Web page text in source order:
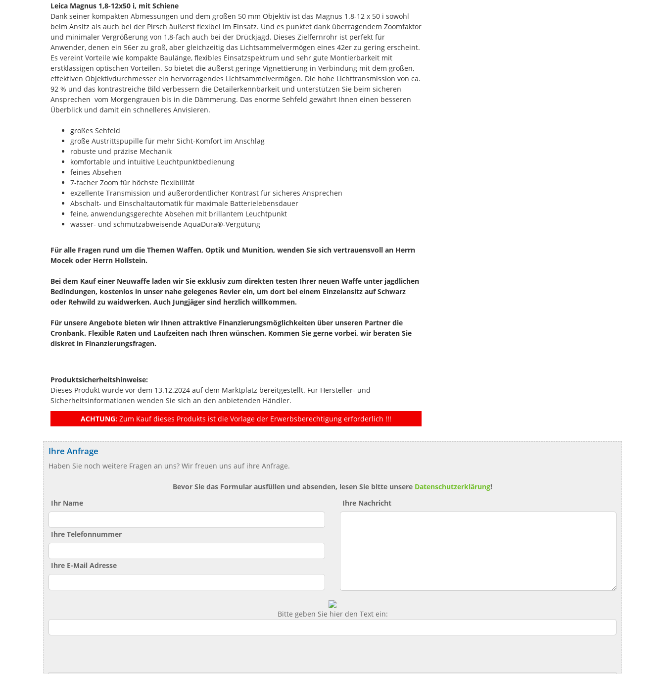
Leica Magnus 1,8-12x50 i, mit Schiene
Dank seiner kompakten Abmessungen und dem großen 50 mm Objektiv ist das Magnus 1.8-12 x 50 i sowohl
beim Ansitz als auch bei der Pirsch äußerst flexibel im Einsatz. Und es punktet dank überragendem Zoomfaktor
und minimaler Vergrößerung von 1,8-fach auch bei der Drückjagd. Dieses Zielfernrohr ist perfekt für
Anwender, denen ein 56er zu groß, aber gleichzeitig das Lichtsammelvermögen eines 42er zu gering erscheint.
Es vereint Vorteile wie kompakte Baulänge, flexibles Einsatzspektrum und sehr gute Montierbarkeit mit
erstklassigen optischen Vorteilen. So bietet die äußerst geringe Vignettierung in Verbindung mit dem großen,
effektiven Objektivdurchmesser ein hervorragendes Lichtsammelvermögen. Die hohe Lichttransmission von ca.
92 % und das kontrastreiche Bild verbessern die Detailerkennbarkeit und unterstützen Sie beim sicheren
Ansprechen  vom Morgengrauen bis in die Dämmerung. Das enorme Sehfeld gewährt Ihnen einen besseren
Überblick und damit ein schnelleres Anvisieren.
großes Sehfeld
große Austrittspupille für mehr Sicht-Komfort im Anschlag
robuste und präzise Mechanik
komfortable und intuitive Leuchtpunktbedienung
feines Absehen
7-facher Zoom für höchste Flexibilität
exzellente Transmission und außerordentlicher Kontrast für sicheres Ansprechen
Abschalt- und Einschaltautomatik für maximale Batterielebensdauer
feine, anwendungsgerechte Absehen mit brillantem Leuchtpunkt
wasser- und schmutzabweisende AquaDura®-Vergütung
Für alle Fragen rund um die Themen Waffen, Optik und Munition, wenden Sie sich vertrauensvoll an Herrn
Mocek oder Herrn Hollstein.
Bei dem Kauf einer Neuwaffe laden wir Sie exklusiv zum direkten testen Ihrer neuen Waffe unter jagdlichen
Bedindungen, kostenlos in unser nahe gelegenes Revier ein, um dort bei einem Einzelansitz auf Schwarz
oder Rehwild zu waidwerken. Auch Jungjäger sind herzlich willkommen.
Für unsere Angebote bieten wir Ihnen attraktive Finanzierungsmöglichkeiten über unseren Partner die
Cronbank. Flexible Raten und Laufzeiten nach Ihren wünschen. Kommen Sie gerne vorbei, wir beraten Sie
diskret in Finanzierungsfragen.
Produktsicherheitshinweise:
Dieses Produkt wurde vor dem 13.12.2024 auf dem Marktplatz bereitgestellt. Für Hersteller- und
Sicherheitsinformationen wenden Sie sich an den anbietenden Händler.
ACHTUNG: Zum Kauf dieses Produkts ist die Vorlage der Erwerbsberechtigung erforderlich !!!
Ihre Anfrage
Haben Sie noch weitere Fragen an uns? Wir freuen uns auf ihre Anfrage.
Bevor Sie das Formular ausfüllen und absenden, lesen Sie bitte unsere Datenschutzerklärung!
Ihr Name
Ihre Telefonnummer
Ihre E-Mail Adresse
Ihre Nachricht
Bitte geben Sie hier den Text ein: